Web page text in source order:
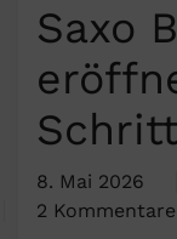
Saxo
8. Mai 2026
2 Kommentare
zu